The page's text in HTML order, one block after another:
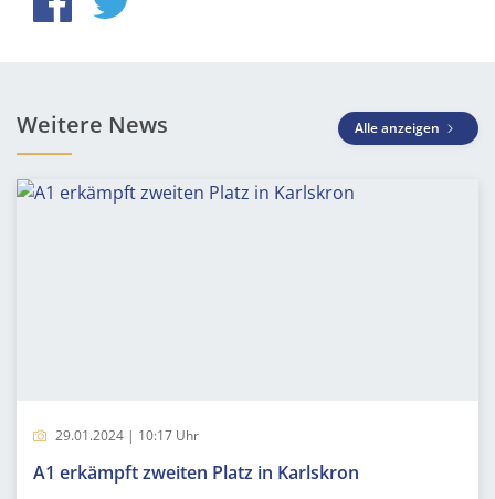
Weitere News Alle anzeigen
29.01.2024 | 10:17 Uhr
A1 erkämpft zweiten Platz in Karlskron